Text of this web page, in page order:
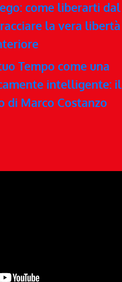
come liberarti dal
la vera libertà
Tempo come una
intelligente: il
di Marco Costanzo